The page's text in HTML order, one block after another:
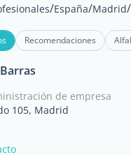
/España/Madrid/
Recomendaciones
de empresa
105, Madrid